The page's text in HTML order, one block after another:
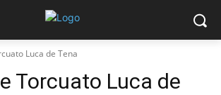
Luca de Tena
Torcuato Luca de